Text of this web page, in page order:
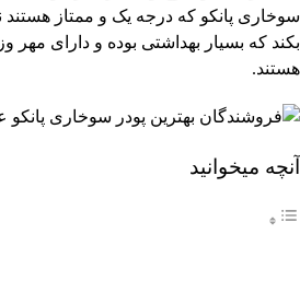
سوخاری پانکو که درجه یک و ممتاز هستند
بکند که بسیار بهداشتی بوده و دارای مهر
هستند.
آنچه میخوانید